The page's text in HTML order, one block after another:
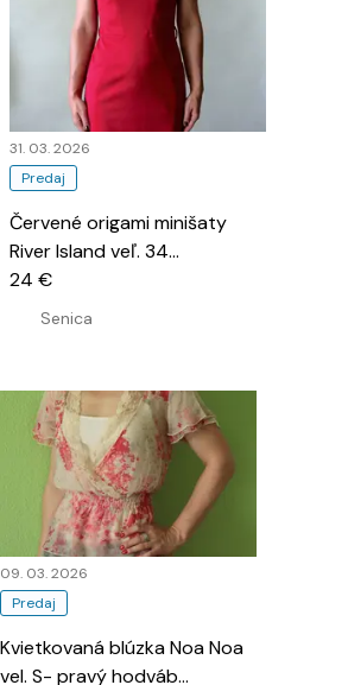
Predaj
31. 03. 2026
Červené origami minišaty
River Island veľ. 34…
Senica
24 €
Predaj
09. 03. 2026
Kvietkovaná blúzka Noa Noa
vel. S- pravý hodváb…